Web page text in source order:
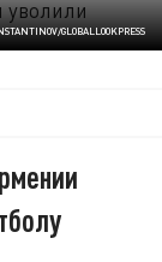
GLOBALLOOKPRESS